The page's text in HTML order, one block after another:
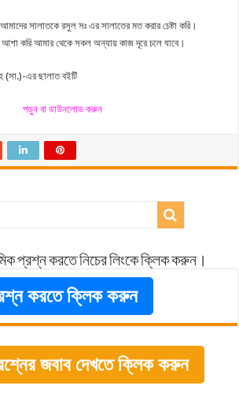
সালাতকে রসুল সঃ এর সালাতের মত করার চেষ্টা করি।
করি আমার থেকে সকল অন্যায় কাজ দূরে চলে যাবে।
(সা.)-এর ছালাত বইটি
পড়ুন বা ডাউনলোড করুন
প্রশ্ন করতে নিচের লিংকে ক্লিক করুন।
করতে ক্লিক করুন
জবাব দেখতে ক্লিক করুন